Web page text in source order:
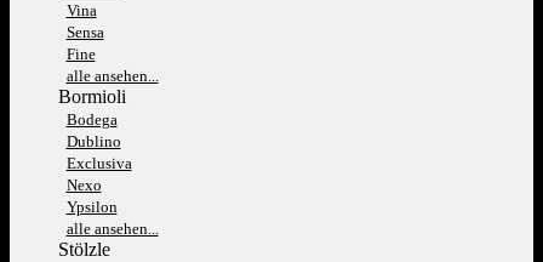
Vina
Sensa
Fine
alle ansehen...
Bormioli
Bodega
Dublino
Exclusiva
Nexo
Ypsilon
alle ansehen...
Stölzle